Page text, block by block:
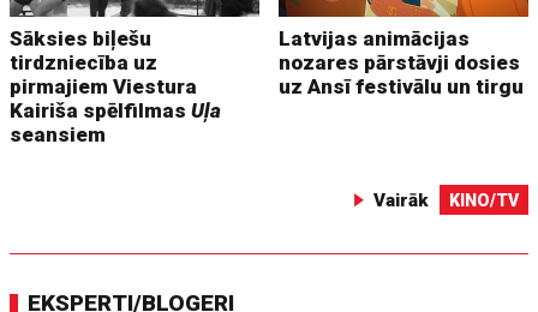
Sāksies biļešu
tirdzniecība uz
pirmajiem Viestura
Kairiša spēlfilmasUļa
seansiem
Latvijas animācijas
nozares pārstāvji dosies
uz Ansī festivālu un tirgu
Vairāk KINO/TV
EKSPERTI/BLOGERI